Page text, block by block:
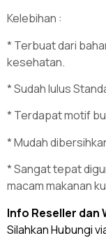
Kelebihan :
* Terbuat dari
kesehatan.
* Sudah lulus
* Terdapat motif
* Mudah
* Sangat tepat
macam makanan
Info Reseller dan
Silahkan Hubungi